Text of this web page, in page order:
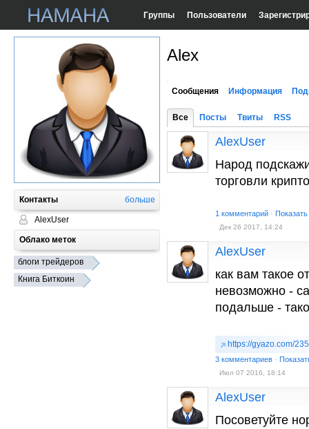
Группы Пользователи
Контакты больше
AlexUser
Облако меток
блоги трейдеров
Книга Биткоин
Alex
Сообщения Информация
Все Посты Твиты RSS
AlexUser
Народ
торговли
1 комментарий ·
Дек 26 2017, 14:24
AlexUser
как вам такое
невозможно -
подальше -
https://gyazo.com/
3 комментариев ·
Июл 07 2016, 18:14
AlexUser
Посоветуйте